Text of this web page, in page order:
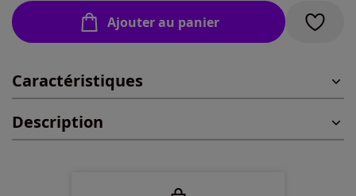
épuisé
46 -épuisé
48 -épuisé
Ajouter au panier
Caractéristiques
Description